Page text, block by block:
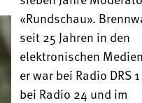
«Rundschau».
seit 25 Jahren in den
elektronischen
er war bei Radio DRS
bei Radio 24 und im